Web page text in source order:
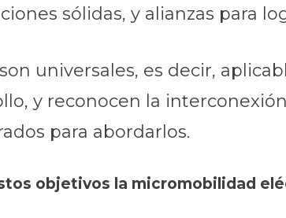
sólidas, y alianzas para
universales, es decir,
y reconocen la
para abordarlos.
objetivos la micromobilidad